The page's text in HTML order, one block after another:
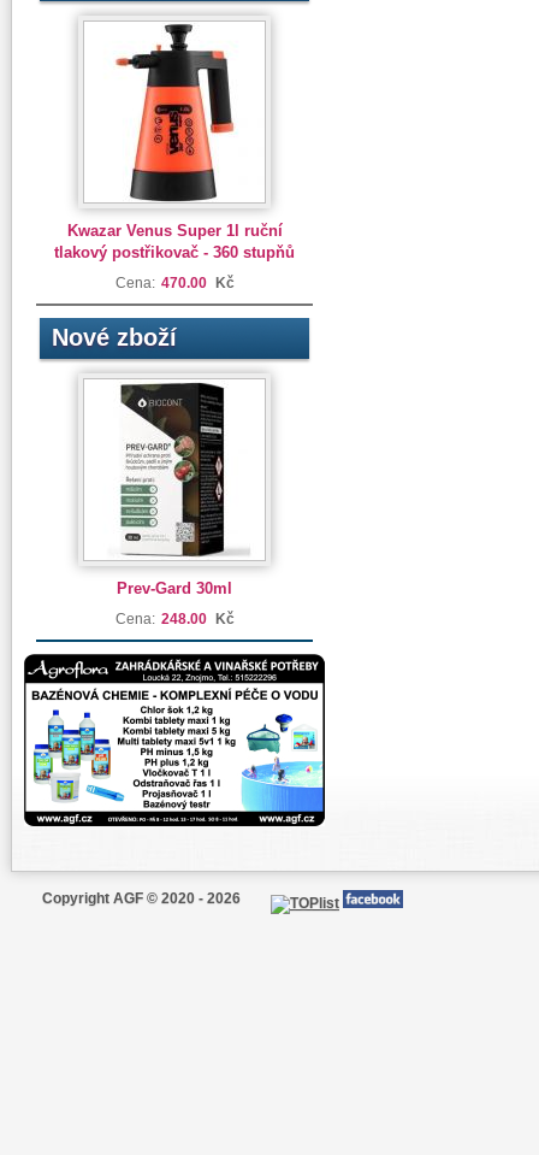
Kwazar Venus Super 1l ruční
tlakový postřikovač - 360 stupňů
Cena: 470.00 Kč
Nové zboží
Prev-Gard 30ml
Cena: 248.00 Kč
Copyright AGF © 2020 - 2026